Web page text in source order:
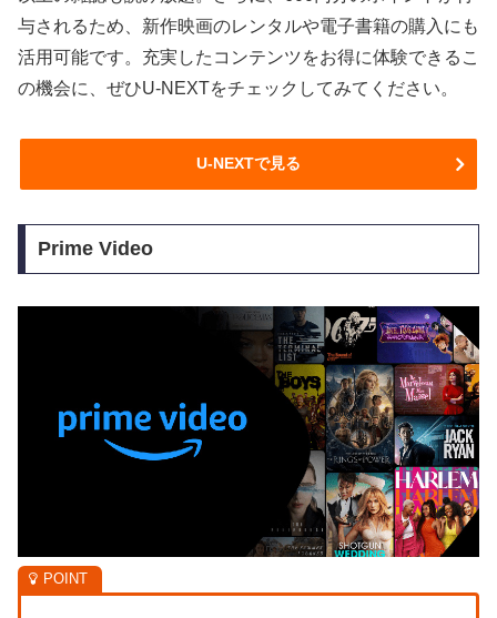
与されるため、新作映画のレンタルや電子書籍の購入にも
活用可能です。充実したコンテンツをお得に体験できるこ
の機会に、ぜひU-NEXTをチェックしてみてください。
U-NEXTで見る
Prime Video